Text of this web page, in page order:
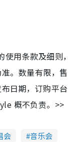
用条款及细则，
。数量有限，售
日期，订购平台
概不负责。>>
会
音乐会